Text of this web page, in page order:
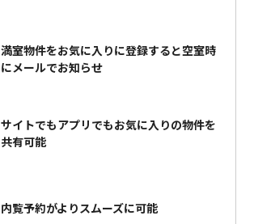
満室物件をお気に入りに登録すると空室時
にメールでお知らせ
サイトでもアプリでもお気に入りの物件を
共有可能
内覧予約がよりスムーズに可能